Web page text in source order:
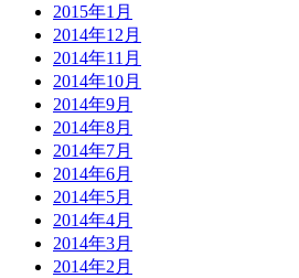
2015年1月
2014年12月
2014年11月
2014年10月
2014年9月
2014年8月
2014年7月
2014年6月
2014年5月
2014年4月
2014年3月
2014年2月